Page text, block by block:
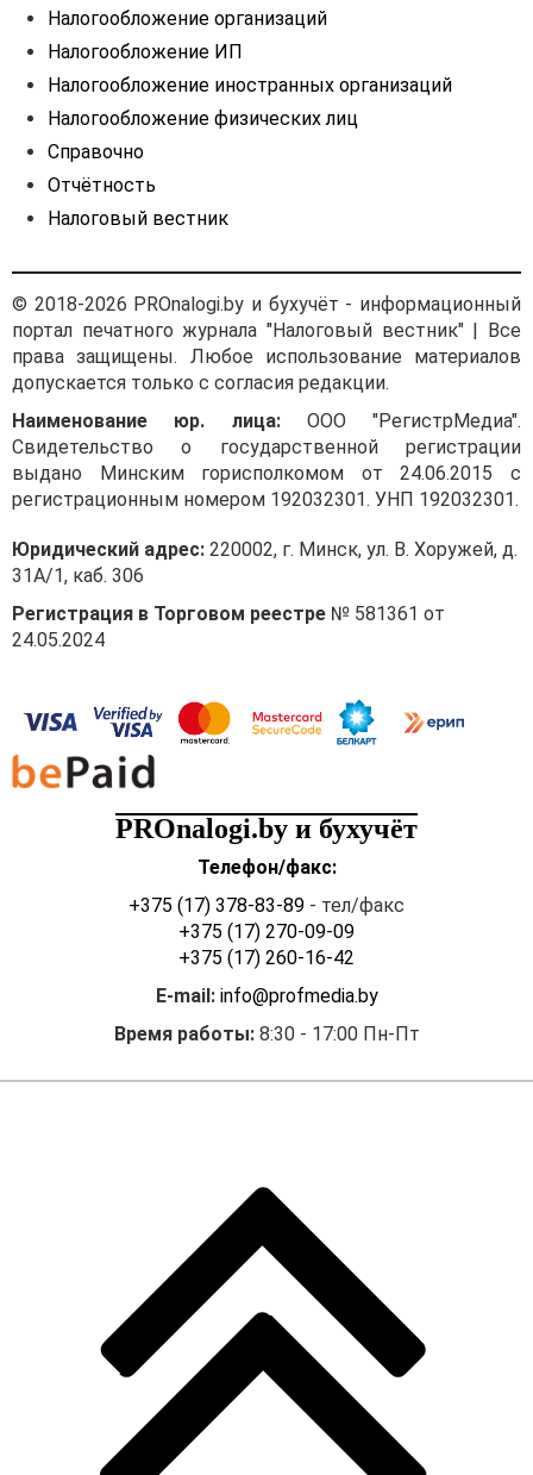
Налогообложение организаций
Налогообложение ИП
Налогообложение иностранных организаций
Налогообложение физических лиц
Справочно
Отчётность
Налоговый вестник
© 2018-2026 PROnalogi.by и бухучёт - информационный
портал печатного журнала "Налоговый вестник" | Все
права защищены. Любое использование материалов
допускается только с согласия редакции.
Наименование юр. лица:ООО "РегистрМедиа".
Свидетельство о государственной регистрации
выдано Минским горисполкомом от 24.06.2015 с
регистрационным номером 192032301. УНП 192032301.
Юридический адрес: 220002, г. Минск, ул. В. Хоружей, д.
31А/1, каб. 306
Регистрация в Торговом реестре № 581361 от
24.05.2024
PROnalogi.by и бухучёт
Телефон/факс:
+375 (17) 378-83-89 - тел/факс
+375 (17) 270-09-09
+375 (17) 260-16-42
E-mail: info@profmedia.by
Время работы:8:30 - 17:00 Пн-Пт